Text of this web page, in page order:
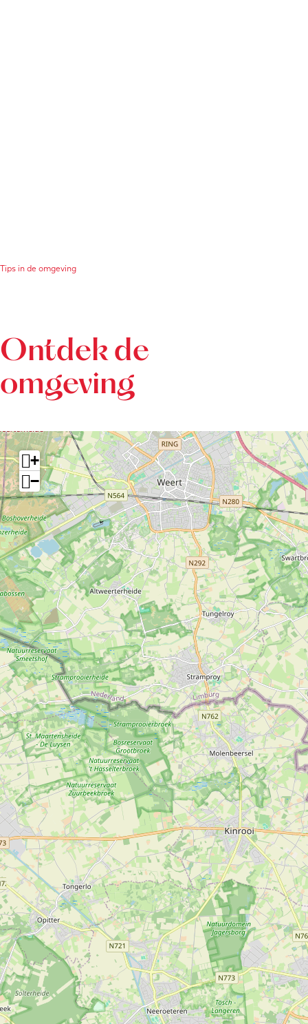
Ontdek de
omgeving
Tips in de omgeving
+
−